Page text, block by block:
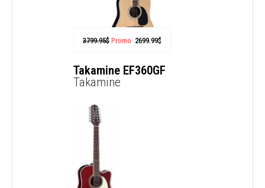
3799.95$ Promo 2699.99$
Takamine EF360GF
Takamine